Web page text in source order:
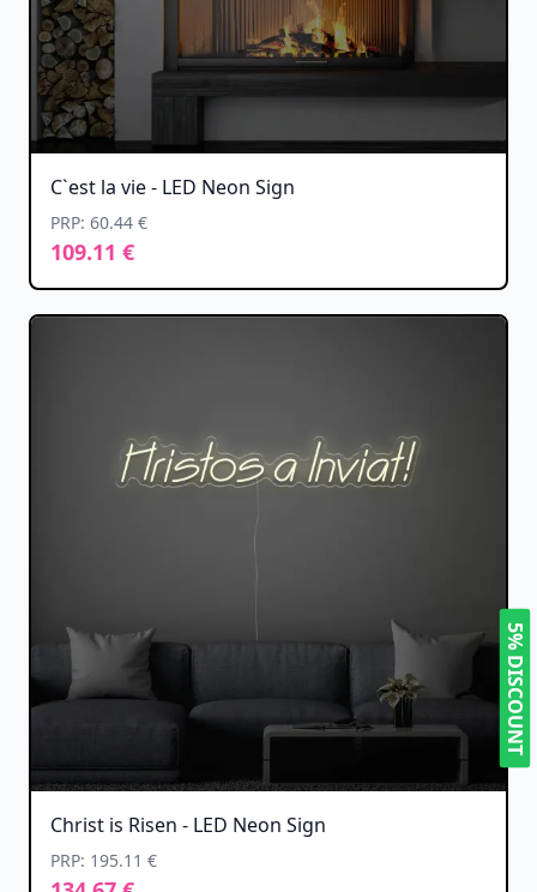
C`est la vie - LED Neon Sign
PRP: 60.44 €
109.11 €
Christ is Risen - LED Neon Sign
PRP: 195.11 €
5% DISCOUNT